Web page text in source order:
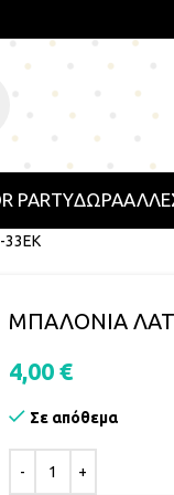
PARTYΔΩΡΑ
33EK
ΜΠΑΛΟΝΙΑ
4,00 €
Σε απόθεμα